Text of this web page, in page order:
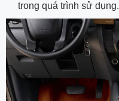
trong quá trình sử dụng.